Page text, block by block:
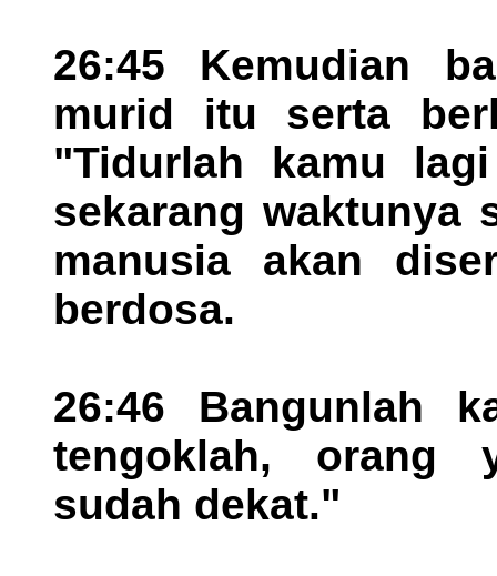
26:45 Kemudian
murid itu serta
"Tidurlah kamu
sekarang waktunya
manusia akan
berdosa.
26:46 Bangunlah
tengoklah, orang
sudah dekat."